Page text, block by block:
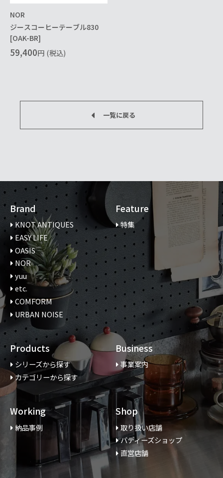
NOR
ジースコーヒーテーブル830
[OAK-BR]
59,400円 (税込)
一覧に戻る
Brand
KNOT ANTIQUES
EASY LIFE
OASIS
NOR
yuu
etc.
COMFORM
URBAN NOISE
Feature
特集
Products
シリーズから探す
カテゴリーから探す
Business
事業案内
Working
納品事例
Shop
取り扱い店舗
バディーズショップ
直営店舗